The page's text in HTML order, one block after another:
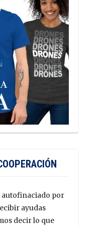
autofinaciado por
ayudas
decir lo que